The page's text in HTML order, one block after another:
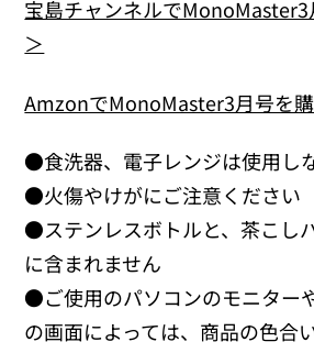
宝島チャンネルで
＞
AmzonでMonoMaster3月号を
●食洗器、電子レンジは使用し
●火傷やけがにご注意ください
●ステンレスボトルと、茶こし
に含まれません
●ご使用のパソコンのモニター
の画面によっては、商品の色合